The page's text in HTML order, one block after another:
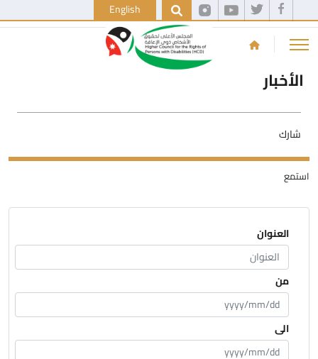
English
الأخبار
شارك
استمع
العنوان
من
الى